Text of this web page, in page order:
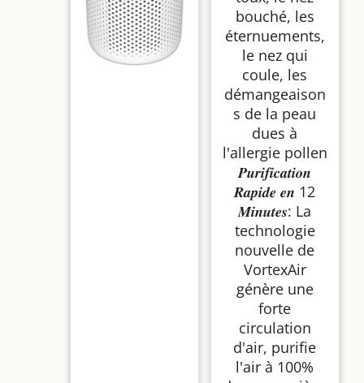
bouché, les
éternuements,
le nez qui
coule, les
démangeaison
s de la peau
dues à
l'allergie pollen
𝑷𝒖𝒓𝒊𝒇𝒊𝒄𝒂𝒕𝒊𝒐𝒏
𝑹𝒂𝒑𝒊𝒅𝒆 𝒆𝒏 12
𝑴𝒊𝒏𝒖𝒕𝒆𝒔: La
technologie
nouvelle de
VortexAir
génère une
forte
circulation
d'air, purifie
l'air à 100%